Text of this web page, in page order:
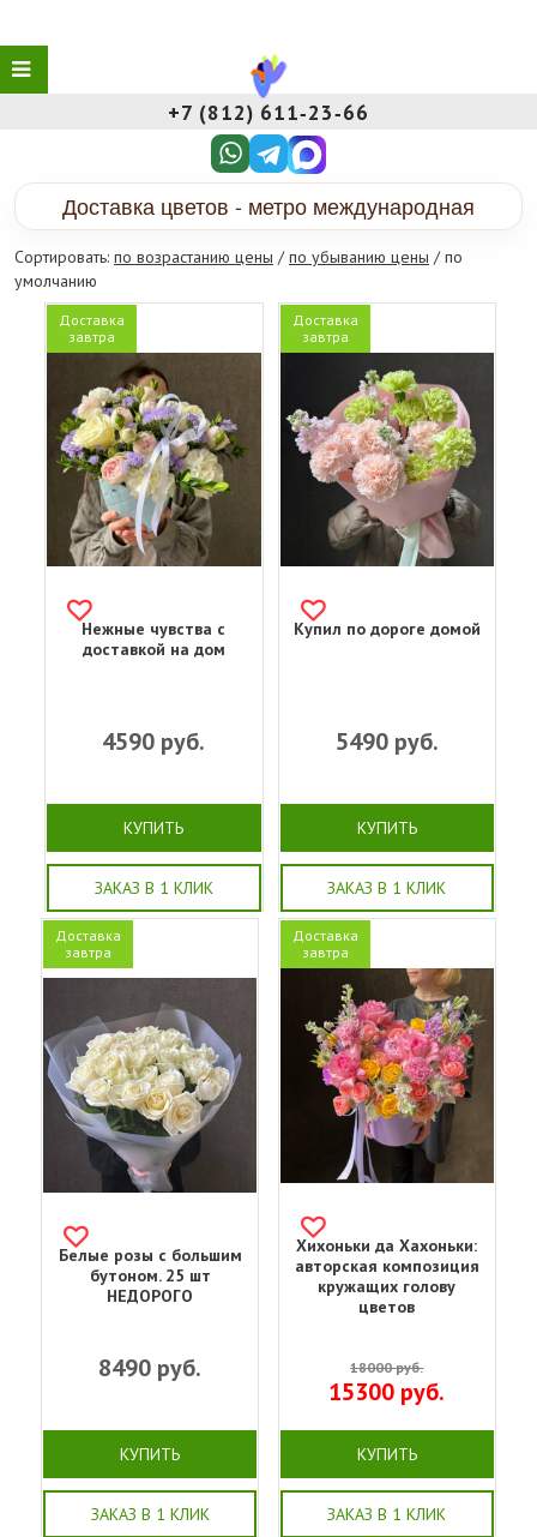
+7 (812) 611‑23‑66
Доставка цветов - метро международная
Сортировать: по возрастанию цены /по убыванию цены / по
умолчанию
Доставка
завтра
Нежные чувства с
доставкой на дом
4590 руб.
КУПИТЬ
ЗАКАЗ В 1 КЛИК
Доставка
завтра
Купил по дороге домой
5490руб.
КУПИТЬ
ЗАКАЗ В 1 КЛИК
Доставка
завтра
Белые розы с большим
бутоном. 25 шт
НЕДОРОГО
8490 руб.
КУПИТЬ
ЗАКАЗ В 1 КЛИК
Доставка
завтра
Хихоньки да Хахоньки:
авторская композиция
кружащих голову
цветов
18000руб.
15300 руб.
КУПИТЬ
ЗАКАЗ В 1 КЛИК